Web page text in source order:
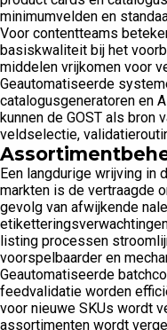
minimumvelden en
Voor contentteams
basiskwaliteit bij het
middelen vrijkomen voor
Geautomatiseerde
catalogusgeneratoren en
kunnen de GOST als bron
veldselectie,
Een langdurige wrijving in
markten is de vertraagde
gevolg van afwijkende
listing processen
voorspelbaarder en
Geautomatiseerde
feedvalidatie worden
voor nieuwe SKUs wordt
assortimenten wordt